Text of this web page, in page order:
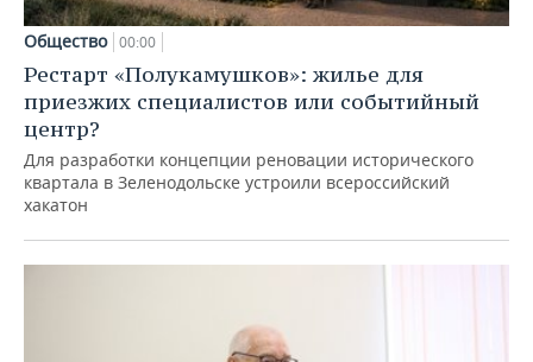
Общество 00:00
Рестарт «Полукамушков»: жилье для
приезжих специалистов или событийный
центр?
Для разработки концепции реновации исторического
квартала в Зеленодольске устроили всероссийский
хакатон